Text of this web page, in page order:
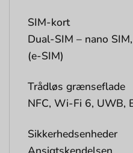
SIM-kort
Dual-SIM – nano
(e-SIM)
Trådløs grænseflade
NFC, Wi-Fi 6, UWB,
Sikkerhedsenheder